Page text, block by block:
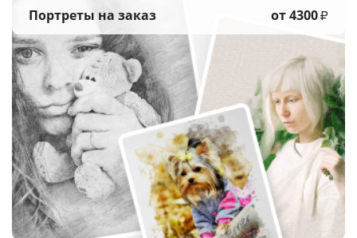
Портреты на заказ от 4300₽